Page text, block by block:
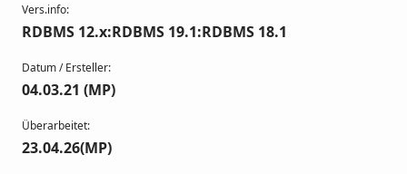
Vers.info:
RDBMS 12.x:RDBMS 19.1:RDBMS 18.1
Datum / Ersteller:
04.03.21 (MP)
Überarbeitet:
23.04.26(MP)